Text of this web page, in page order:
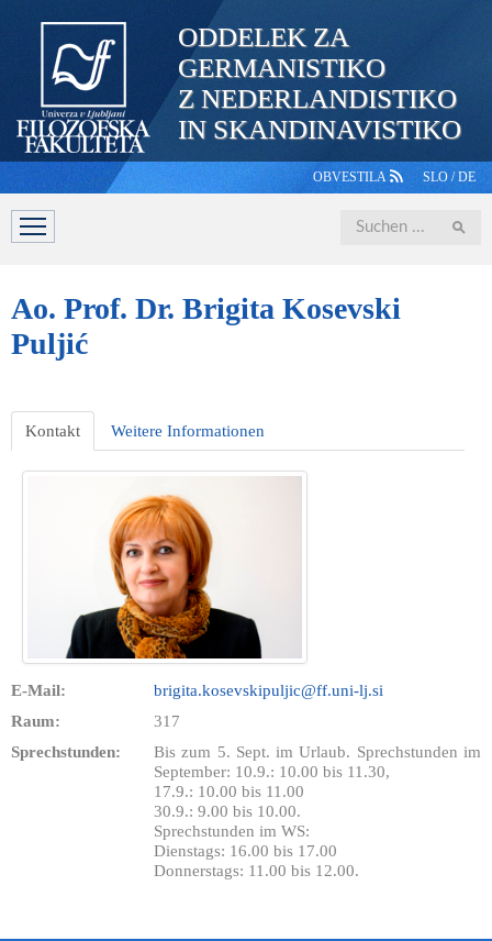
ODDELEK ZA
GERMANISTIKO
Z NEDERLANDISTIKO
IN SKANDINAVISTIKO
OBVESTILA SLO /DE
ABTEILUNG STUDIERENDE
Iskanje
Ao. Prof. Dr. Brigita Kosevski
Puljić
Kontakt Weitere Informationen
E-Mail:
brigita.kosevskipuljic@ff.uni-lj.si
Raum:
317
Sprechstunden:
Bis zum 5. Sept. im Urlaub. Sprechstunden im
September: 10.9.: 10.00 bis 11.30,
17.9.: 10.00 bis 11.00
30.9.: 9.00 bis 10.00.
Sprechstunden im WS:
Dienstags: 16.00 bis 17.00
Donnerstags: 11.00 bis 12.00.